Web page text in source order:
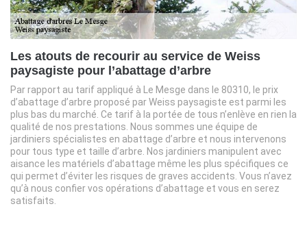
Les atouts de recourir au service de Weiss
paysagiste pour l’abattage d’arbre
Par rapport au tarif appliqué à Le Mesge dans le 80310, le prix
d’abattage d’arbre proposé par Weiss paysagiste est parmi les
plus bas du marché. Ce tarif à la portée de tous n’enlève en rien la
qualité de nos prestations. Nous sommes une équipe de
jardiniers spécialistes en abattage d’arbre et nous intervenons
pour tous type et taille d’arbre. Nos jardiniers manipulent avec
aisance les matériels d’abattage même les plus spécifiques ce
qui permet d’éviter les risques de graves accidents. Vous n’avez
qu’à nous confier vos opérations d’abattage et vous en serez
satisfaits.